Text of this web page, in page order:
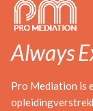
Always
Pro Mediation is